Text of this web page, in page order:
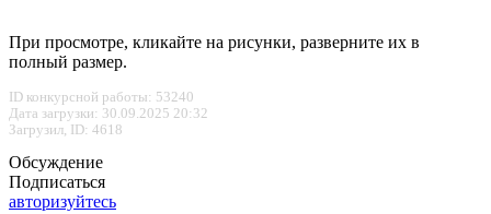
При просмотре, кликайте на рисунки, разверните их в
полный размер.
ID конкурсной работы: 53240
Дата загрузки: 30.09.2025 20:32
Загрузил, ID: 4618
Обсуждение
Подписаться
авторизуйтесь